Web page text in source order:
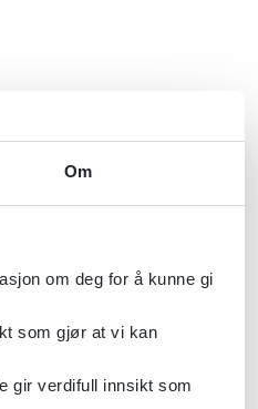
Om
om deg for å kunne gi
som gjør at vi kan
gir verdifull innsikt som